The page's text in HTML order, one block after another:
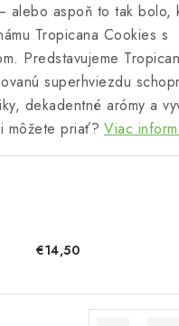
alebo aspoň to tak bolo,
Tropicana Cookies s
Predstavujeme
superhviezdu
dekadentné arómy a
môžete priať? Viac
€14,50